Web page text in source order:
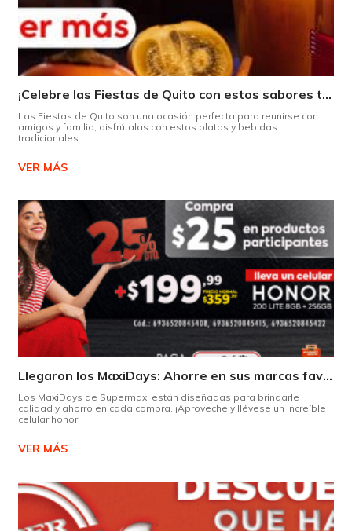
¡Celebre las Fiestas de Quito con estos sabores típicos!
Las Fiestas de Quito son una ocasión perfecta para reunirse con
amigos y familia, disfrútalas con estos platos y bebidas
tradicionales.
VER MÁS
Llegaron los MaxiDays: Ahorre en sus marcas favoritas
Los MaxiDays de Supermaxi están diseñadas para brindarle
calidad y ahorro en cada compra. ¡Aproveche y llévese un increíble
celular honor!
VER MÁS